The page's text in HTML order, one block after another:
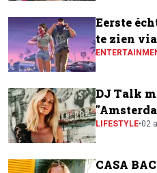
Eerste
te zien
DJ Talk
LIFESTYLE•02
CASA